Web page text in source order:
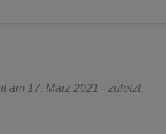
am 17. März 2021 - zuletzt